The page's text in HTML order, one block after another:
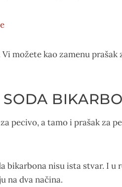
možete kao zamenu
SODA
pecivo, a tamo i prašak za
bikarbona nisu ista stvar. I
na dva načina.